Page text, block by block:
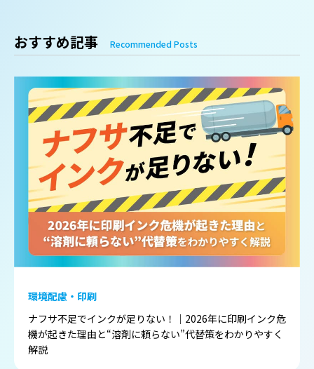
おすすめ記事 Recommended Posts
環境配慮・印刷
ナフサ不足でインクが足りない！｜2026年に印刷インク危
機が起きた理由と“溶剤に頼らない”代替策をわかりやすく
解説